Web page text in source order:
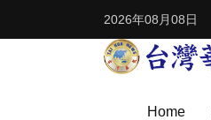
2026年08月08日
Home